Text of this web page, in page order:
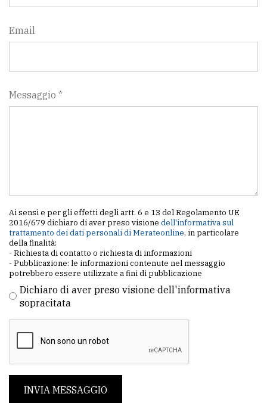
Email
Messaggio *
Ai sensi e per gli effetti degli artt. 6 e 13 del Regolamento UE
2016/679 dichiaro di aver preso visione dell'informativa sul
trattamento dei dati personali di Merateonline, in particolare
della finalità:
- Richiesta di contatto o richiesta di informazioni
- Pubblicazione: le informazioni contenute nel messaggio
potrebbero essere utilizzate a fini di pubblicazione
Dichiaro di aver preso visione dell'informativa
sopracitata
INVIA MESSAGGIO